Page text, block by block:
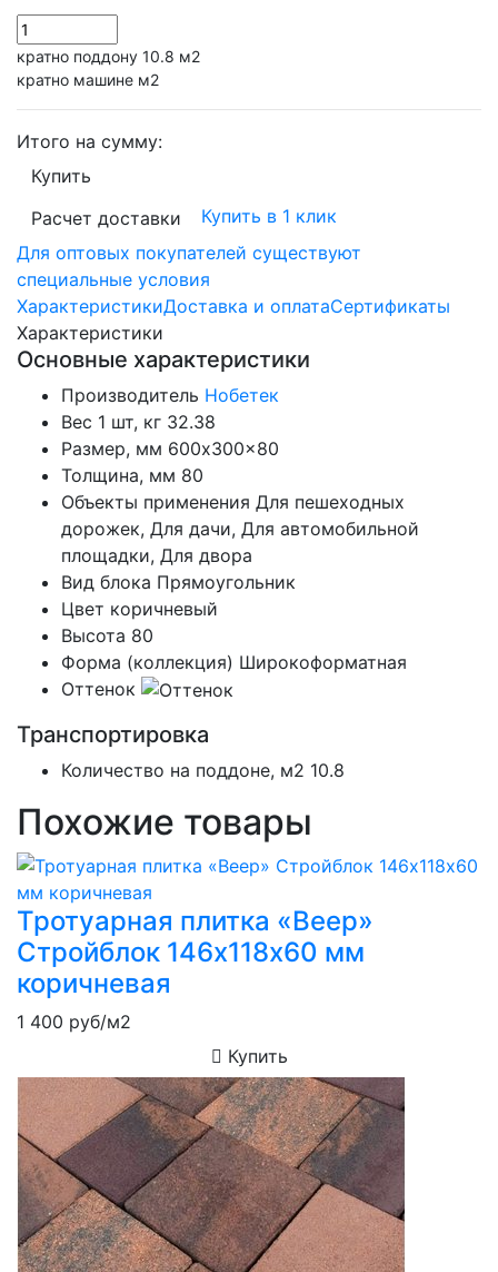
кратно поддону 10.8 м2
кратно машине м2
Итого на сумму:
Купить
Расчет доставки
Купить в 1 клик
Для оптовых покупателей существуют
специальные условия
ХарактеристикиДоставка и оплатаСертификаты
Характеристики
Основные характеристики
Производитель Нобетек
Вес 1 шт, кг 32.38
Размер, мм 600x300x80
Толщина, мм 80
Объекты применения Для пешеходных
дорожек, Для дачи, Для автомобильной
площадки, Для двора
Вид блока Прямоугольник
Цвет коричневый
Высота 80
Форма (коллекция) Широкоформатная
Оттенок
Транспортировка
Количество на поддоне, м2 10.8
Похожие товары
Тротуарная плитка «Веер»
Стройблок 146х118х60 мм
коричневая
1 400 руб/м2
Купить